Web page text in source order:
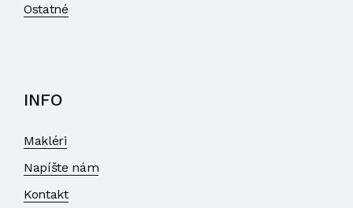
Ostatné
INFO
Makléri
Napíšte nám
Kontakt